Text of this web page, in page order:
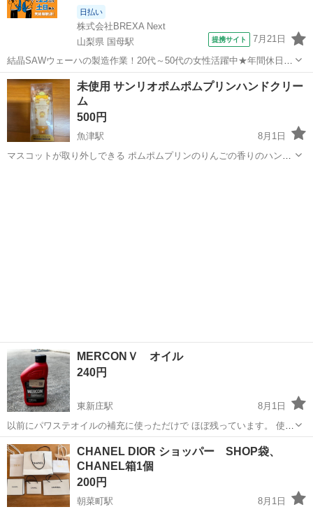
日払い
株式会社BREXA Next
山梨県 国母駅
提携サイト 7月21日
結晶SAWウェーハの製造作業！20代～50代の女性活躍中★年間休日
120日＆土日祝休み！クリーンルーム内でのお仕事！日払い制度利用可
◎正社員登用制度あり！マイカー通勤可！《山梨県中巨摩郡昭和町》
人気の工場のお仕事 ◇結晶...
山梨 国母駅 その他
未使用 サンリオポムポムプリンハンドクリー
ム
500円
魚津駅
8月1日
マスコットが取り外しできる ポムポムプリンのりんごの香りのハンド
MERCONＶ オイル
240円
東新庄駅
8月1日
以前にパワステオイルの補充に使っただけで ほぼ残っています。 使う
方いましたらどうぞ
富山 富山市 オイル
CHANEL DIOR ショッパー SHOP袋、
CHANEL箱1個
200円
朝菜町駅
8月1日